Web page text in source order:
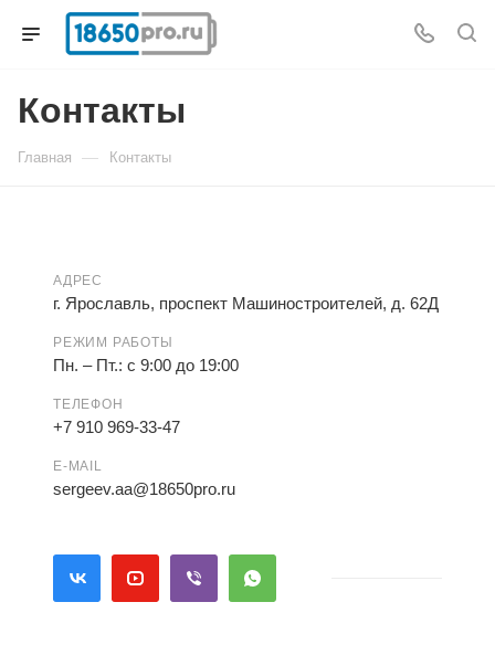
Контакты
Главная — Контакты
АДРЕС
г. Ярославль, проспект Машиностроителей, д. 62Д
РЕЖИМ РАБОТЫ
Пн. – Пт.: с 9:00 до 19:00
ТЕЛЕФОН
+7 910 969-33-47
E-MAIL
sergeev.aa@18650pro.ru